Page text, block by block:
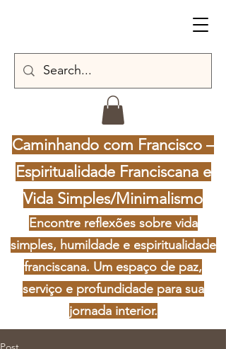
Caminhando com Francisco –
Espiritualidade Franciscana e
Vida Simples/Minimalismo
Encontre reflexões sobre vida
simples, humildade e espiritualidade
franciscana. Um espaço de paz,
serviço e profundidade para sua
jornada interior.